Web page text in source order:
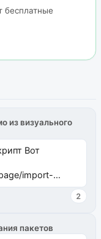
бесплатные
из визуального
Вот
import-
2
пакетов